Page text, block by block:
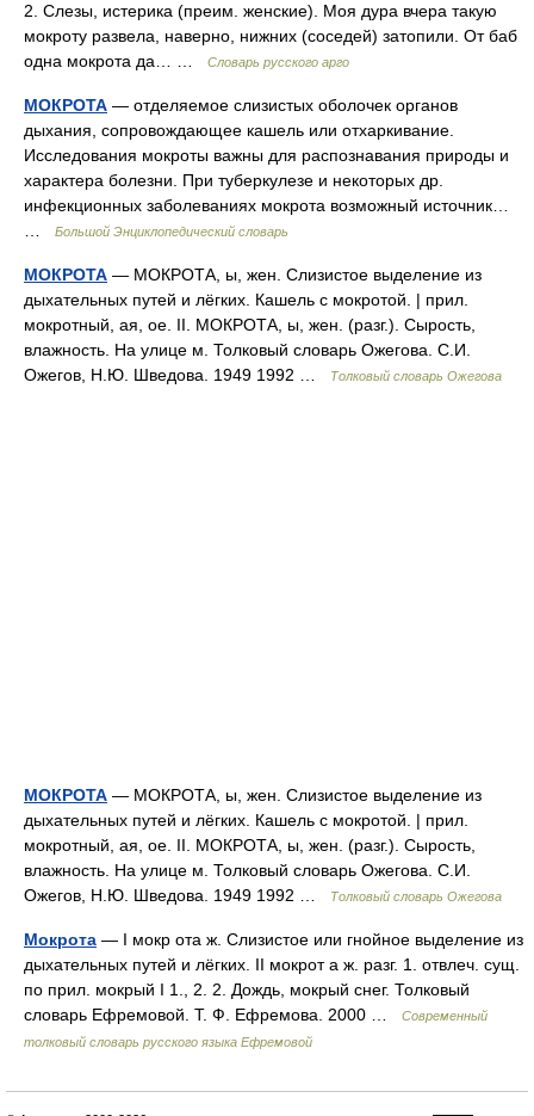
2. Слезы, истерика (преим. женские). Моя дура вчера такую
мокроту развела, наверно, нижних (соседей) затопили. От баб
одна мокрота да… …
Словарь русского арго
МОКРОТА — отделяемое слизистых оболочек органов
дыхания, сопровождающее кашель или отхаркивание.
Исследования мокроты важны для распознавания природы и
характера болезни. При туберкулезе и некоторых др.
инфекционных заболеваниях мокрота возможный источник…
Большой Энциклопедический словарь
МОКРОТА — МОКРОТА, ы, жен. Слизистое выделение из
дыхательных путей и лёгких. Кашель с мокротой. | прил.
мокротный, ая, ое. II. МОКРОТА, ы, жен. (разг.). Сырость,
влажность. На улице м. Толковый словарь Ожегова. С.И.
Ожегов, Н.Ю. Шведова. 1949 1992 …
Толковый словарь Ожегова
МОКРОТА — МОКРОТА, ы, жен. Слизистое выделение из
дыхательных путей и лёгких. Кашель с мокротой. | прил.
мокротный, ая, ое. II. МОКРОТА, ы, жен. (разг.). Сырость,
влажность. На улице м. Толковый словарь Ожегова. С.И.
Ожегов, Н.Ю. Шведова. 1949 1992 …
Толковый словарь Ожегова
Мокрота — I мокр ота ж. Слизистое или гнойное выделение из
дыхательных путей и лёгких. II мокрот а ж. разг. 1. отвлеч. сущ.
по прил. мокрый I 1., 2. 2. Дождь, мокрый снег. Толковый
словарь Ефремовой. Т. Ф. Ефремова. 2000 …
Современный
толковый словарь русского языка Ефремовой